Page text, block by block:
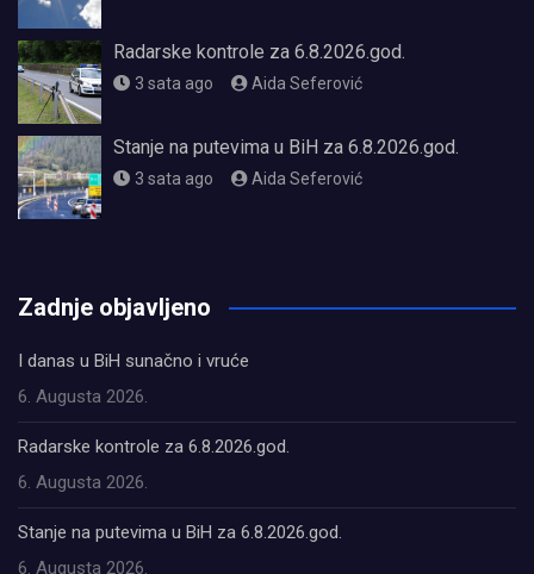
Radarske kontrole za 6.8.2026.god.
3 sata ago Aida Seferović
Stanje na putevima u BiH za 6.8.2026.god.
3 sata ago Aida Seferović
Zadnje objavljeno
I danas u BiH sunačno i vruće
6. Augusta 2026.
Radarske kontrole za 6.8.2026.god.
6. Augusta 2026.
Stanje na putevima u BiH za 6.8.2026.god.
6. Augusta 2026.